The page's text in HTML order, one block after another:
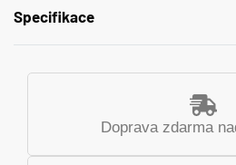
Specifikace
Doprava zdarma